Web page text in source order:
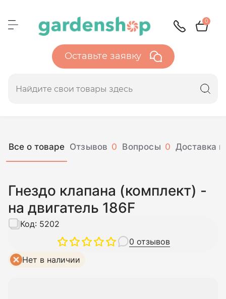
0
Оставьте заявку
Все о товаре Отзывов 0 Вопросы 0 Доставка и
Гнездо клапана (комплект) -
на двигатель 186F
0 отзывов
Код: 5202
Нет в наличии